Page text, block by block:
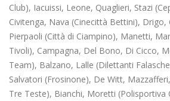
Club), Iacuissi, Leone, Quaglieri, Stazi
Civitenga, Nava (Cinecittà Bettini), Drigo,
Pierpaoli (Città di Ciampino), Manetti,
Tivoli), Campagna, Del Bono, Di Cicco,
Team), Balzano, Lalle (Dilettanti
Salvatori (Frosinone), De Witt,
Tre Teste), Bianchi, Moretti (Polisportiva